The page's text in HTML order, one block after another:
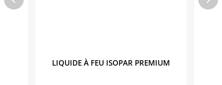
LIQUIDE À FEU ISOPAR PREMIUM